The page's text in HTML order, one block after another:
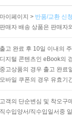
마이페이지 > 반품/교환 신
판매자 배송 상품은 판매자
출고 완료 후 10일 이내의
디지털 콘텐츠인 eBook의
중고상품의 경우 출고 완료
모바일 쿠폰의 경우 유효기
고객의 단순변심 및 착오구
직수입양서/직수입일서중